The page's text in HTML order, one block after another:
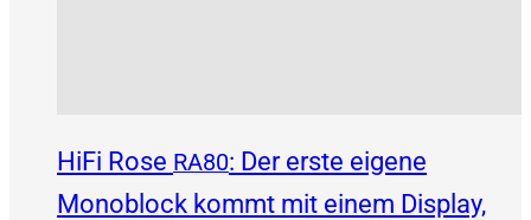
HiFi Rose RA80: Der erste eigene
Monoblock kommt mit einem Display,